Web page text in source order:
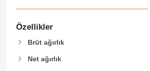
Özellikler
Brüt ağırlık
Net ağırlık